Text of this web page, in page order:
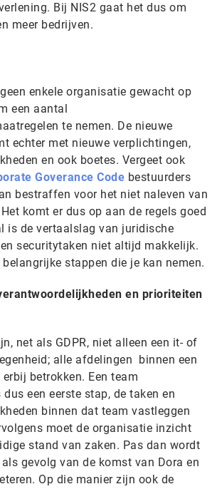
Bij NIS2 gaat het dus om
meer bedrijven.
enkele organisatie gewacht op
een aantal
te nemen. De nieuwe
echter met nieuwe verplichtingen,
en ook boetes. Vergeet ook
Goverance Code bestuurders
bestraffen voor het niet naleven van
komt er dus op aan de regels goed
is de vertaalslag van juridische
securitytaken niet altijd makkelijk.
stappen die je kan nemen.
en prioriteiten
net als GDPR, niet alleen een it- of
alle afdelingen binnen een
betrokken. Een team
een eerste stap, de taken en
binnen dat team vastleggen
moet de organisatie inzicht
stand van zaken. Pas dan wordt
gevolg van de komst van Dora en
Op die manier zijn ook de